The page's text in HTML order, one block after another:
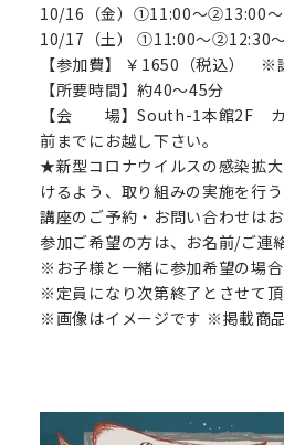
10/16（金）①11:00～②13:00～
10/17（土） ①11:00～②12:30
【参加費】 ￥1650（税込）
【所要時間】約40～45分
【会 場】South-1本館2F カ
前までにお越し下
★新型コロナウイルスの感染拡
けるよう、取り組みの実施を行
講座のご予約・お問い合わせは
参加ご希望の方は、お名前/ご
※お子様と一緒に参加希望の場
※定員になり次第終了とさせて
※画像はイメージです ※掲載商